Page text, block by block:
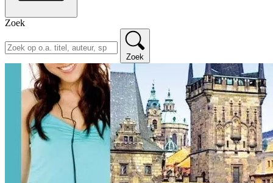
Zoek
Zoek